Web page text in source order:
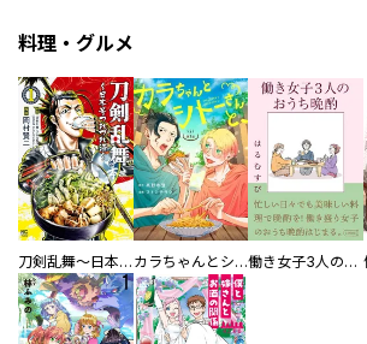
料理・グルメ
刀剣乱舞～日本号つれづれ酒～ カラちゃんとシトーさんと、 【分冊版】 働き女子3人のおうち晩酌